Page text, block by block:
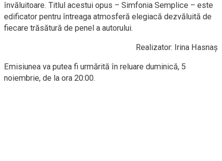
învăluitoare. Titlul acestui opus – Simfonia Semplice – este
edificator pentru întreaga atmosferă elegiacă dezvăluită de
fiecare trăsătură de penel a autorului.
Realizator: Irina Hasnaș
Emisiunea va putea fi urmărită în reluare duminică, 5
noiembrie, de la ora 20:00.